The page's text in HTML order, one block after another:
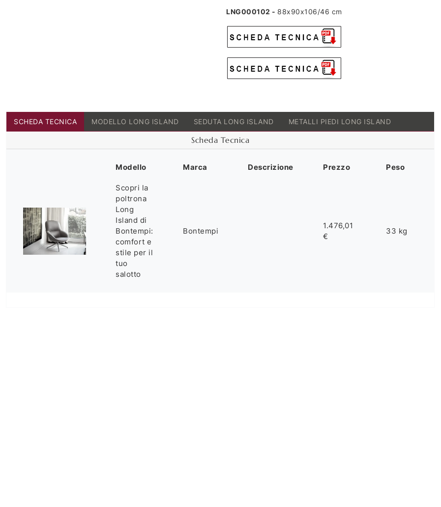
LNG000102 - 88x90x106/46 cm
SCHEDA TECNICA MODELLO LONG ISLAND SEDUTA LONG ISLAND METALLI PIEDI LONG ISLAND
Scheda Tecnica
Modello Marca Descrizione Prezzo Peso
Scopri la
poltrona
Long
Island di
Bontempi:
comfort e
stile per il
tuo
salotto
Bontempi
1.476,01
€
33 kg